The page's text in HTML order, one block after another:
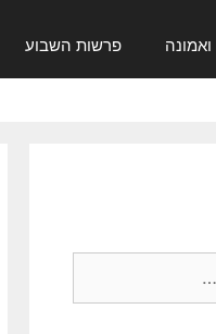
פרשות השבוע